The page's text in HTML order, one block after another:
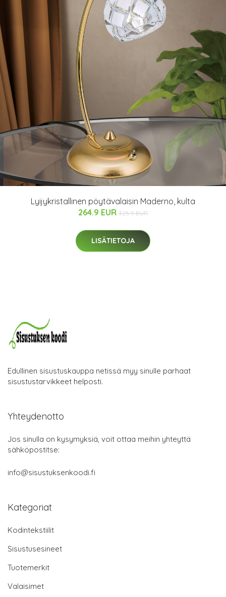
Lyijykristallinen pöytävalaisin Maderno, kulta
264.9 EUR 325.9 EUR
LISÄTIETOJA
Edullinen sisustuskauppa netissä myy sinulle parhaat
sisustustarvikkeet helposti.
Yhteydenotto
Jos sinulla on kysymyksiä, voit ottaa meihin yhteyttä
sähköpostitse:
info@sisustuksenkoodi.fi
Kategoriat
Kodintekstiilit
Sisustusesineet
Tuotemerkit
Valaisimet